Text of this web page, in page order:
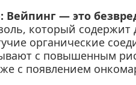
— это
который
органические
с повышенным
с появлением